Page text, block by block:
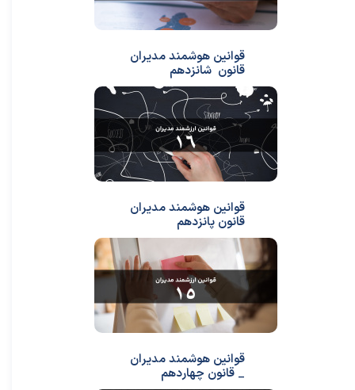
قوانین هوشمند مدیران
قانون شانزدهم
قوانین هوشمند مدیران
قانون پانزدهم
قوانین هوشمند مدیران
_ قانون چهاردهم